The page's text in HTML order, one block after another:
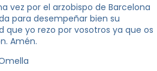
vez por el arzobispo de Barcelona
para desempeñar bien su
que yo rezo por vosotros ya que os
Amén.